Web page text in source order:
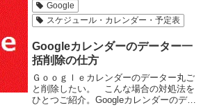
Google
スケジュール・カレンダー・予定表
Googleカレンダーのデーター一
括削除の仕方
Ｇｏｏｇｌｅカレンダーのデーター丸ご
と削除したい。 こんな場合の対処法を
ひとつご紹介。Googleカレンダーのデー